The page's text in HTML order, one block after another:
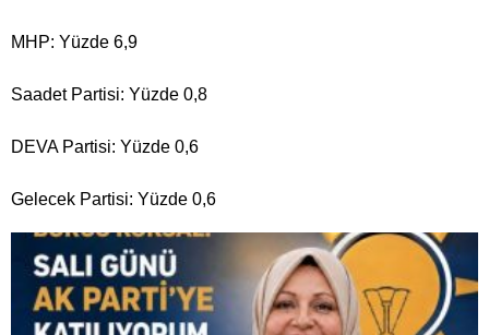
MHP: Yüzde 6,9
Saadet Partisi: Yüzde 0,8
DEVA Partisi: Yüzde 0,6
Gelecek Partisi: Yüzde 0,6